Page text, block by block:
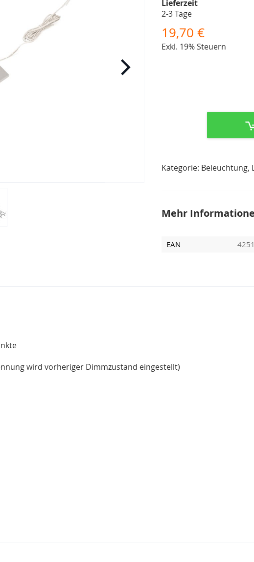
Lieferzeit
2-3 Tage
19,70 €
Exkl. 19% Steuern
Kategorie: Beleuchtung,
Mehr
EAN
wird vorheriger Dimmzustand eingestellt)